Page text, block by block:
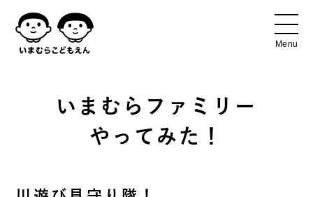
いまむらファミリー
やってみた！